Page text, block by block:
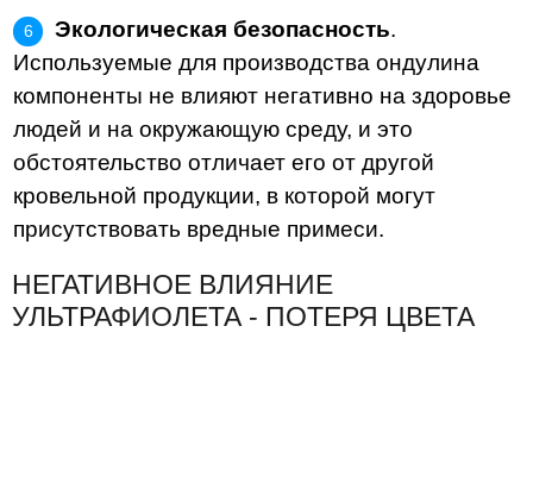
Экологическая безопасность.
Используемые для производства ондулина
компоненты не влияют негативно на здоровье
людей и на окружающую среду, и это
обстоятельство отличает его от другой
кровельной продукции, в которой могут
присутствовать вредные примеси.
НЕГАТИВНОЕ ВЛИЯНИЕ
УЛЬТРАФИОЛЕТА - ПОТЕРЯ ЦВЕТА